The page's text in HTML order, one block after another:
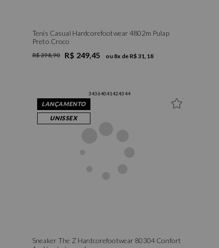
Tenis Casual Hardcorefootwear 4802m Pulap
Preto Croco
R$ 398,90 R$ 249,45 ou 8x de R$ 31,18
LANÇAMENTO
UNISSEX
34364041424344
Sneaker The Z Hardcorefootwear 80304 Confort